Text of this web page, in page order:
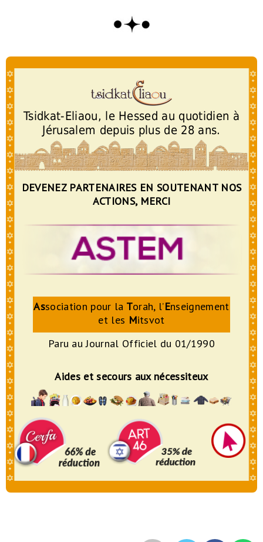
Tsidkat-Eliaou, le Hessed au quotidien à
Jérusalem depuis plus de 28 ans.
DEVENEZ PARTENAIRES EN SOUTENANT NOS
ACTIONS, MERCI
Association pour la Torah, l’Enseignement
et les Mitsvot
Paru au Journal Officiel du 01/1990
Aides et secours aux nécessiteux